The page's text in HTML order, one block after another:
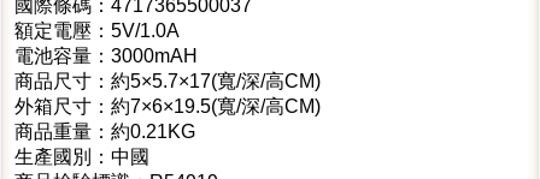
國際條碼：4717365500037
額定電壓：5V/1.0A
電池容量：3000mAH
商品尺寸：約5×5.7×17(寬/深/高CM)
外箱尺寸：約7×6×19.5(寬/深/高CM)
商品重量：約0.21KG
生產國別：中國